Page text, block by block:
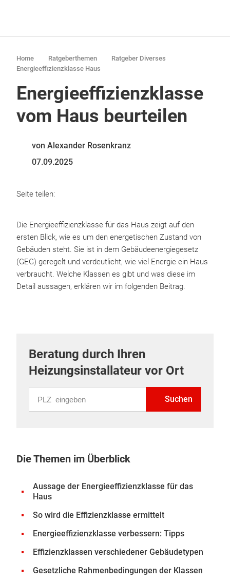
Home Ratgeberthemen
Ratgeber Diverses
Energieeffizienzklasse Haus
Energieeffizienzklasse
vom Haus beurteilen
von Alexander Rosenkranz
07.09.2025
Seite teilen:
Die Energieeffizienzklasse für das Haus zeigt auf den
ersten Blick, wie es um den energetischen Zustand von
Gebäuden steht. Sie ist in dem Gebäudeenergiegesetz
(GEG) geregelt und verdeutlicht, wie viel Energie ein Haus
verbraucht. Welche Klassen es gibt und was diese im
Detail aussagen, erklären wir im folgenden Beitrag.
Beratung durch Ihren
Heizungsinstallateur vor Ort
Suchen
Die Themen im Überblick
Aussage der Energieeffizienzklasse für das
Haus
So wird die Effizienzklasse ermittelt
Energieeffizienzklasse verbessern: Tipps
Effizienzklassen verschiedener Gebäudetypen
Gesetzliche Rahmenbedingungen der Klassen